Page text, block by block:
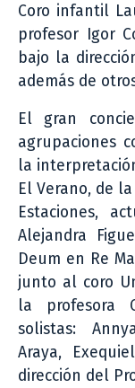
Coro infantil
profesor Igor
bajo la
además de
El gran
agrupaciones
la
El Verano, de
Estaciones,
Alejandra
Deum en Re
junto al coro
la profesora
solistas:
Araya,
dirección del